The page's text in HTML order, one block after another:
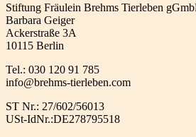
Stiftung Fräulein Brehms Tierleben
Barbara Geiger
Ackerstraße 3A
10115 Berlin
Tel.: 030 120 91 785
info@brehms-tierleben.com
ST Nr.: 27/602/56013
USt-IdNr.:DE278795518